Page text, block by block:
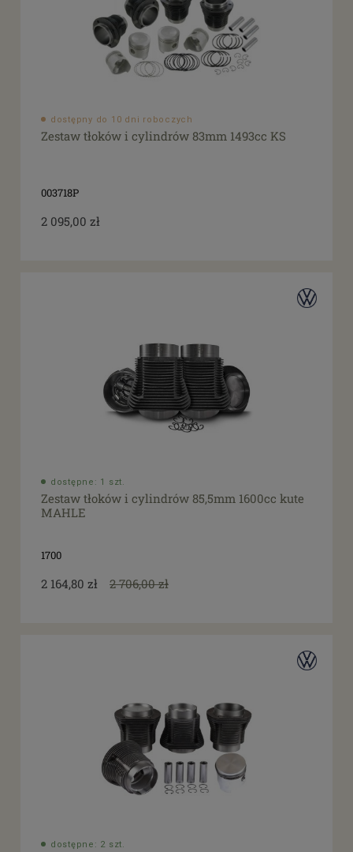
dostępny do 10 dni roboczych
Zestaw tłoków i cylindrów 83mm 1493cc KS
003718P
2 095,00 zł
dostępne: 1 szt.
Zestaw tłoków i cylindrów 85,5mm 1600cc kute
MAHLE
1700
2 164,80 zł 2 706,00 zł
dostępne: 2 szt.